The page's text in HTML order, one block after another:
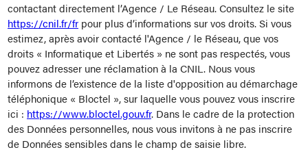
contactant directement l’Agence / Le Réseau. Consultez le site
https://cnil.fr/fr pour plus d’informations sur vos droits. Si vous
estimez, après avoir contacté l'Agence / le Réseau, que vos
droits « Informatique et Libertés » ne sont pas respectés, vous
pouvez adresser une réclamation à la CNIL. Nous vous
informons de l’existence de la liste d'opposition au démarchage
téléphonique « Bloctel », sur laquelle vous pouvez vous inscrire
ici : https://www.bloctel.gouv.fr. Dans le cadre de la protection
des Données personnelles, nous vous invitons à ne pas inscrire
de Données sensibles dans le champ de saisie libre.